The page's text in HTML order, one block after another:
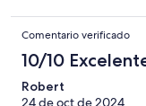
Comentario verificado
10/10
Robert
24 de oct de 2024